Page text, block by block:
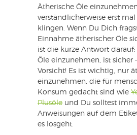
Ätherische Öle
verständlicherweise erst
klingen. Wenn Du Dich
Einnahme ätherischer Öle
ist die kurze Antwort darauf:
Öle einzunehmen, ist sicher
Vorsicht! Es ist wichtig, nur
einzunehmen, die für
Konsum gedacht sind wie
Plusöle und Du solltest
Anweisungen auf dem
es losgeht.